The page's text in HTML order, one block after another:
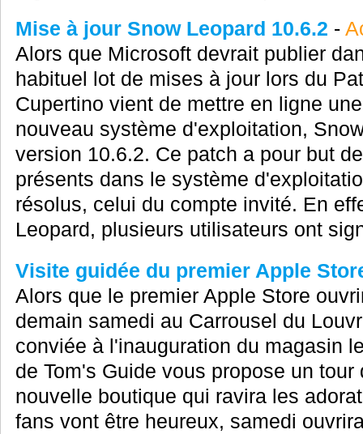
Mise à jour Snow Leopard 10.6.2 -
Alors que Microsoft devrait publier
habituel lot de mises à jour lors du
Cupertino vient de mettre en ligne
nouveau système d'exploitation,
version 10.6.2. Ce patch a pour but
présents dans le système
résolus, celui du compte invité. En
Leopard, plusieurs utilisateurs ont
Visite guidée du premier Apple
Alors que le premier Apple Store
demain samedi au Carrousel du
conviée à l'inauguration du magasin
de Tom's Guide vous propose un
nouvelle boutique qui ravira les
fans vont être heureux, samedi